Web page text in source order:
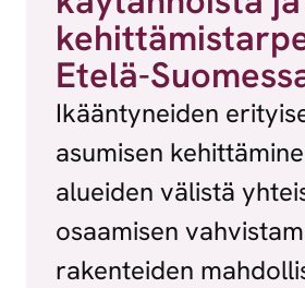
Etelä-
Ikääntyneiden
asumisen
alueiden välistä
osaamisen
rakenteiden